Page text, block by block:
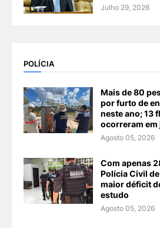
Julho 29, 2026
POLÍCIA
Mais de 80
por furto de
neste ano; 13
ocorreram em
Agosto 05, 2026
Com apenas
Polícia Civil
maior déficit
estudo
Agosto 05, 2026